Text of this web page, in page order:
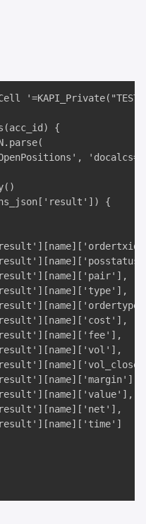
{
{